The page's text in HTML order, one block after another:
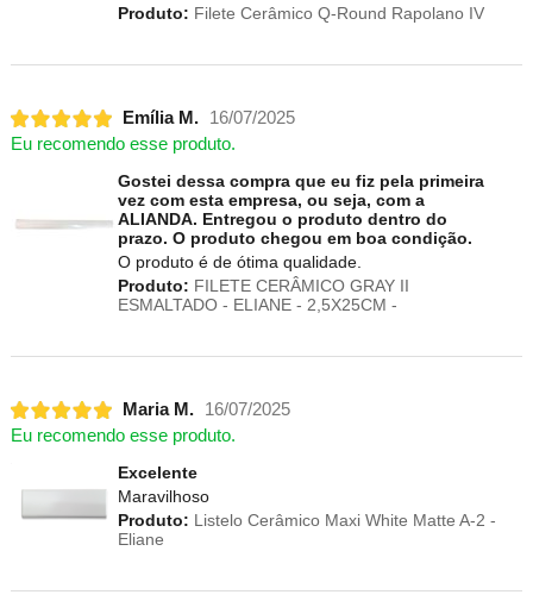
Produto: Filete Cerâmico Q-Round Rapolano IV
Emília M.
16/07/2025
Eu recomendo esse produto.
Gostei dessa compra que eu fiz pela primeira
vez com esta empresa, ou seja, com a
ALIANDA. Entregou o produto dentro do
prazo. O produto chegou em boa condição.
O produto é de ótima qualidade.
Produto: FILETE CERÂMICO GRAY II
ESMALTADO - ELIANE - 2,5X25CM -
Maria M.
16/07/2025
Eu recomendo esse produto.
Excelente
Maravilhoso
Produto: Listelo Cerâmico Maxi White Matte A-2 -
Eliane